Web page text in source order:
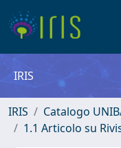
IRIS
IRIS Catalogo
1.1 Articolo su